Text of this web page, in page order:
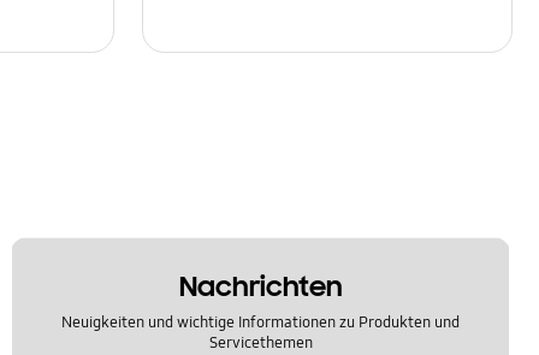
Nachrichten
Neuigkeiten und wichtige Informationen zu Produkten und
Servicethemen